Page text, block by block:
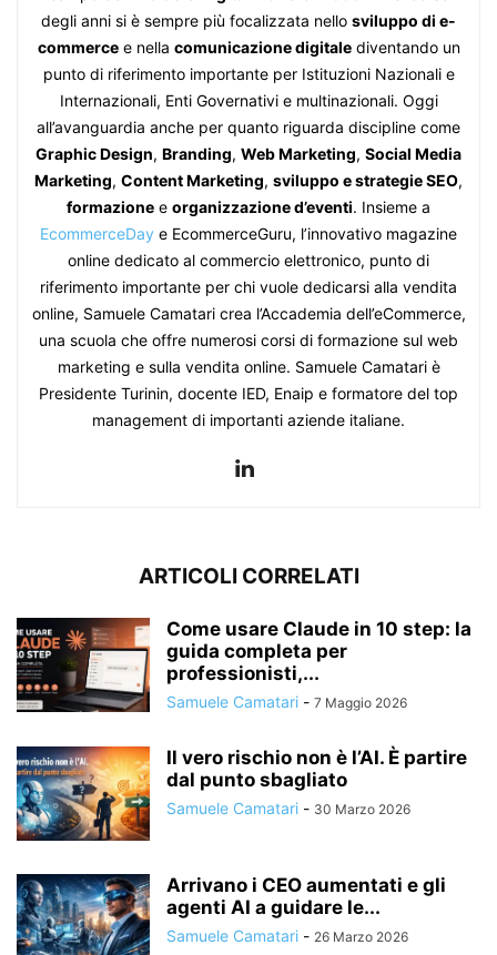
degli anni si è sempre più focalizzata nello sviluppo di e-
commercee nella comunicazione digitalediventando un
punto di riferimento importante per Istituzioni Nazionali e
Internazionali, Enti Governativi e multinazionali. Oggi
all’avanguardia anche per quanto riguarda discipline come
Graphic Design, Branding, Web Marketing, Social Media
Marketing, Content Marketing, sviluppo e strategie SEO,
formazione e organizzazione d’eventi. Insieme a
EcommerceDay e EcommerceGuru, l’innovativo magazine
online dedicato al commercio elettronico, punto di
riferimento importante per chi vuole dedicarsi alla vendita
online, Samuele Camatari crea l’Accademia dell’eCommerce,
una scuola che offre numerosi corsi di formazione sul web
marketing e sulla vendita online. Samuele Camatari è
Presidente Turinin, docente IED, Enaip e formatore del top
management di importanti aziende italiane.
ARTICOLI CORRELATI
Come usare Claude in 10 step: la
guida completa per
professionisti,...
Samuele Camatari - 7 Maggio 2026
Il vero rischio non è l’AI. È partire
dal punto sbagliato
Samuele Camatari - 30 Marzo 2026
Arrivano i CEO aumentati e gli
agenti AI a guidare le...
Samuele Camatari - 26 Marzo 2026